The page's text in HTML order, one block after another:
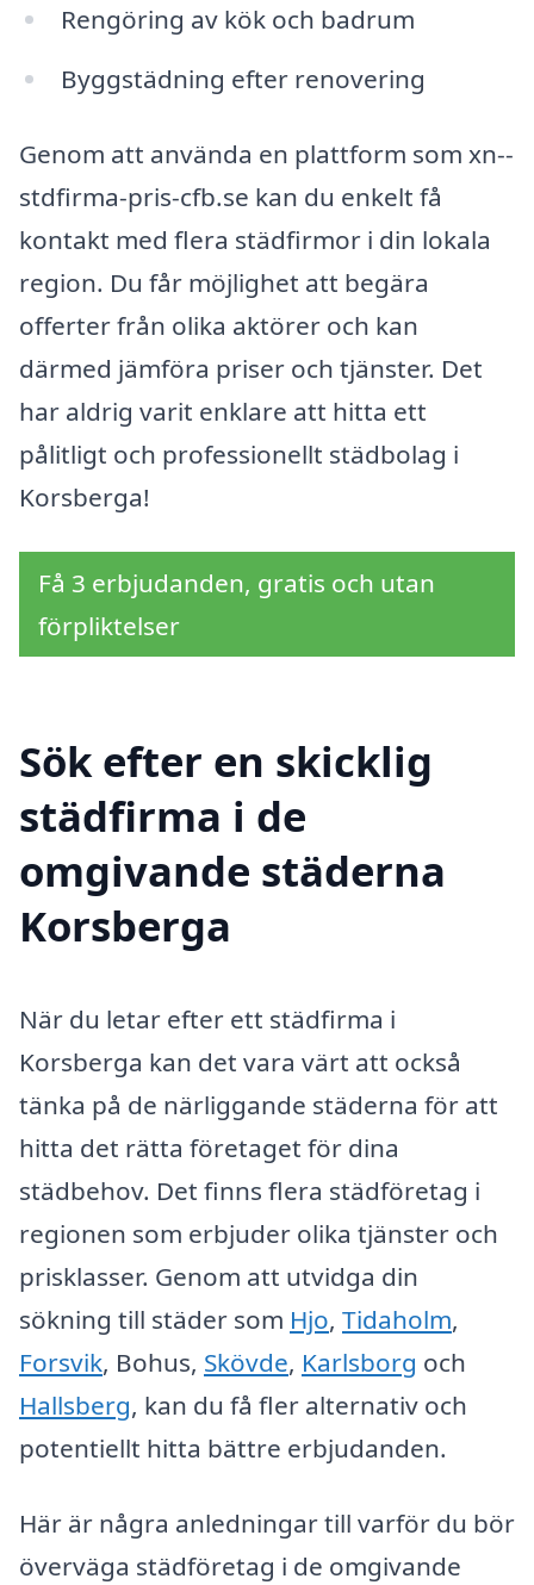
Rengöring av kök och badrum
Byggstädning efter renovering
Genom att använda en plattform som xn--
stdfirma-pris-cfb.se kan du enkelt få
kontakt med flera städfirmor i din lokala
region. Du får möjlighet att begära
offerter från olika aktörer och kan
därmed jämföra priser och tjänster. Det
har aldrig varit enklare att hitta ett
pålitligt och professionellt städbolag i
Korsberga!
Få 3 erbjudanden, gratis och utan
förpliktelser
Sök efter en skicklig
städfirma i de
omgivande städerna
Korsberga
När du letar efter ett städfirma i
Korsberga kan det vara värt att också
tänka på de närliggande städerna för att
hitta det rätta företaget för dina
städbehov. Det finns flera städföretag i
regionen som erbjuder olika tjänster och
prisklasser. Genom att utvidga din
sökning till städer som Hjo, Tidaholm,
Forsvik, Bohus, Skövde, Karlsborg och
Hallsberg, kan du få fler alternativ och
potentiellt hitta bättre erbjudanden.
Här är några anledningar till varför du bör
överväga städföretag i de omgivande